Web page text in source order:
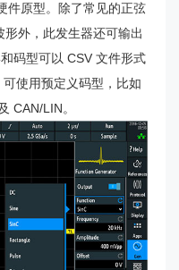
件原型。除了常见的正弦
外，此发生器还可输出
码型可以 CSV 文件形式
使用预定义码型，比如
CAN/LIN。